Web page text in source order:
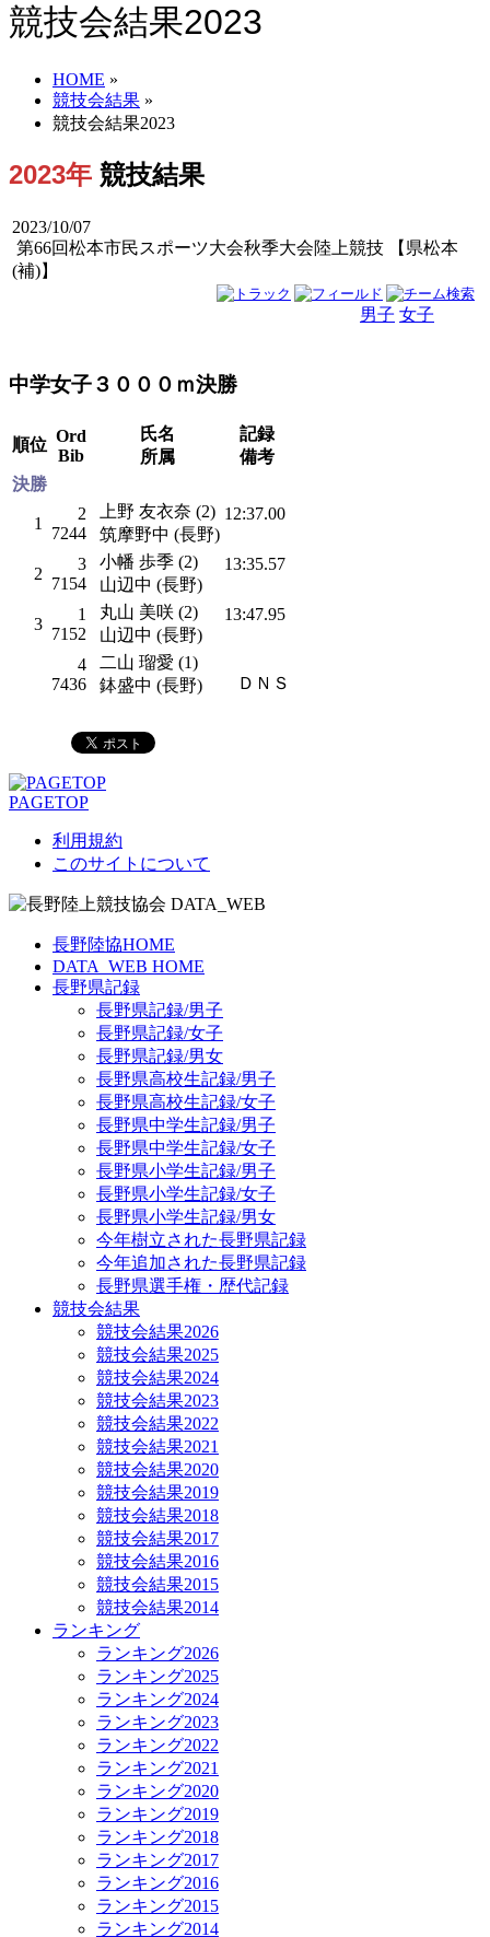
競技会結果2023
HOME »
競技会結果 »
競技会結果2023
2023年 競技結果
2023/10/07
第66回松本市民スポーツ大会秋季大会陸上競技 【県松本
(補)】
男子 女子
中学女子３０００ｍ決勝
順位 Ord
Bib
氏名
所属
記録
備考
決勝
1
2
7244
上野 友衣奈 (2)
筑摩野中 (長野)
12:37.00
2
3
7154
小幡 歩季 (2)
山辺中 (長野)
13:35.57
3
1
7152
丸山 美咲 (2)
山辺中 (長野)
13:47.95
4
7436
二山 瑠愛 (1)
鉢盛中 (長野)
ＤＮＳ
PAGETOP
利用規約
このサイトについて
長野陸協HOME
DATA_WEB HOME
長野県記録
長野県記録/男子
長野県記録/女子
長野県記録/男女
長野県高校生記録/男子
長野県高校生記録/女子
長野県中学生記録/男子
長野県中学生記録/女子
長野県小学生記録/男子
長野県小学生記録/女子
長野県小学生記録/男女
今年樹立された長野県記録
今年追加された長野県記録
長野県選手権・歴代記録
競技会結果
競技会結果2026
競技会結果2025
競技会結果2024
競技会結果2023
競技会結果2022
競技会結果2021
競技会結果2020
競技会結果2019
競技会結果2018
競技会結果2017
競技会結果2016
競技会結果2015
競技会結果2014
ランキング
ランキング2026
ランキング2025
ランキング2024
ランキング2023
ランキング2022
ランキング2021
ランキング2020
ランキング2019
ランキング2018
ランキング2017
ランキング2016
ランキング2015
ランキング2014